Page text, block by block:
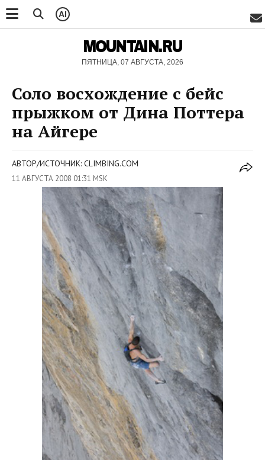
AI
MOUNTAIN.RU
ПЯТНИЦА, 07 АВГУСТА, 2026
Соло восхождение с бейс
прыжком от Дина Поттера
на Айгере
АВТОР/ИСТОЧНИК: CLIMBING.COM
11 АВГУСТА 2008 01:31 MSK